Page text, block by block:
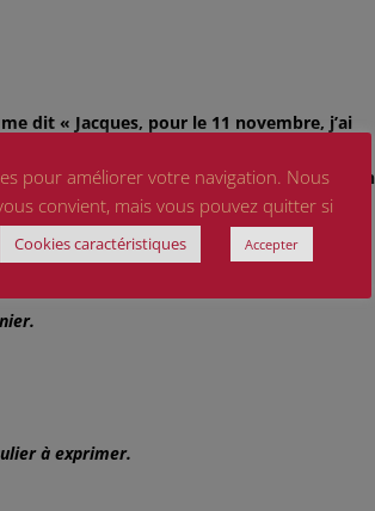
dit « Jacques, pour le 11 novembre, j’ai
surpris, Je me rends
tendre , un peu gêné, elle me tend un
guerre. Voici son texte :
regroupait ses survivants après de
à exprimer.
pour améliorer votre navigation. Nous
convient, mais vous pouvez quitter si
Cookies caractéristiques Accepter